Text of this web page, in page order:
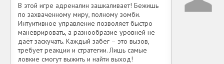
В этой игре адреналин зашкаливает! Бежишь
по захваченному миру, полному зомби.
Интуитивное управление позволяет быстро
маневрировать, а разнообразие уровней не
даёт заскучать. Каждый забег – это вызов,
требует реакции и стратегии. Лишь самые
ловкие смогут выжить и найти выход!